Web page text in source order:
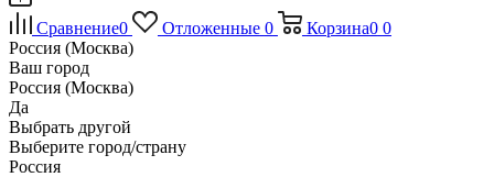
Сравнение0 Отложенные 0 Корзина0 0
Россия (Москва)
Ваш город
Россия (Москва)
Да
Выбрать другой
Выберите город/страну
Россия